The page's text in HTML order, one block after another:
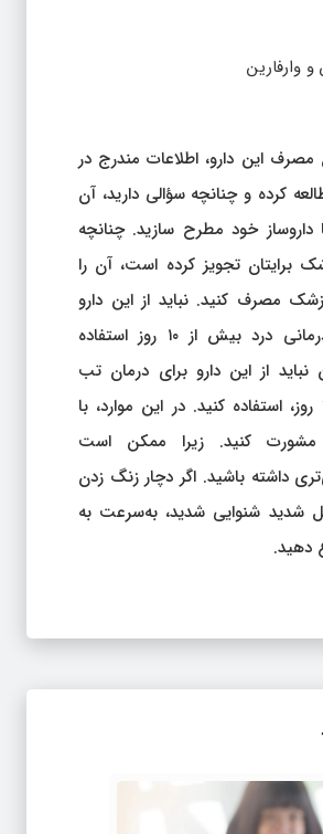
وارفارین
این دارو، اطلاعات مندرج در
کرده و چنانچه سؤالی دارید، آن
داروساز خود مطرح سازید. چنانچه
برایتان تجویز کرده است، آن را
مصرف کنید. نباید از این دارو
به‌عنوان خوددرمانی درد بیش از ۱۰ روز استفاده
از این دارو برای درمان تب
طولانی‌تر از ۳ روز، استفاده کنید. در این موارد، با
کنید. زیرا ممکن است
داشته باشید. اگر دچار زنگ زدن
شدید شنوایی شدید، به‌سرعت به
دهید.